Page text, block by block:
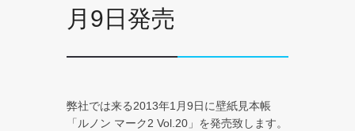
月9日発売
弊社では来る2013年1月9日に壁紙見本帳
「ルノン マーク2 Vol.20」を発売致します。